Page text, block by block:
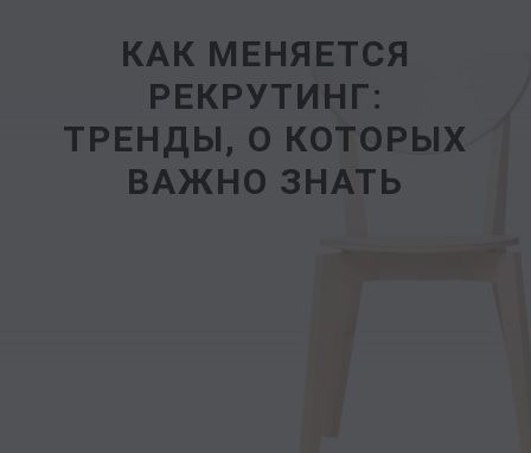
КАК МЕНЯЕТСЯ
РЕКРУТИНГ:
ТРЕНДЫ, О КОТОРЫХ
ВАЖНО ЗНАТЬ